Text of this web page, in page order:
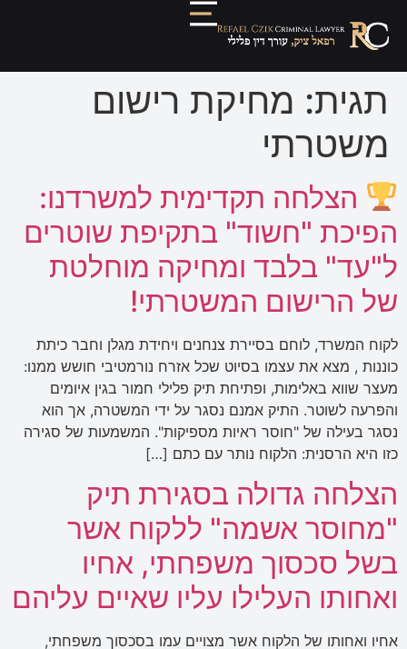
תגית: מחיקת רישום
משטרתי
הצלחה תקדימית למשרדנו:
הפיכת "חשוד" בתקיפת שוטרים
ל"עד" בלבד ומחיקה מוחלטת
של הרישום המשטרתי!
לקוח המשרד, לוחם בסיירת צנחנים ויחידת מגלן וחבר כיתת
כוננות , מצא את עצמו בסיוט שכל אזרח נורמטיבי חושש ממנו:
מעצר שווא באלימות, ופתיחת תיק פלילי חמור בגין איומים
והפרעה לשוטר. התיק אמנם נסגר על ידי המשטרה, אך הוא
נסגר בעילה של "חוסר ראיות מספיקות". המשמעות של סגירה
כזו היא הרסנית: הלקוח נותר עם כתם […]
הצלחה גדולה בסגירת תיק
"מחוסר אשמה" ללקוח אשר
בשל סכסוך משפחתי, אחיו
ואחותו העלילו עליו שאיים עליהם
אחיו ואחותו של הלקוח אשר מצויים עמו בסכסוך משפחתי,